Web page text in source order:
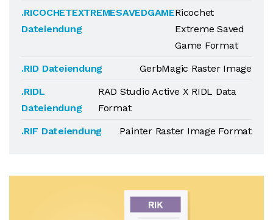
.RICOCHETEXTREMESAVEDGAME
Dateiendung
Ricochet
Extreme Saved
Game Format
.RID Dateiendung
GerbMagic Raster Image
.RIDL
Dateiendung
RAD Studio Active X RIDL Data
Format
.RIF Dateiendung
Painter Raster Image Format